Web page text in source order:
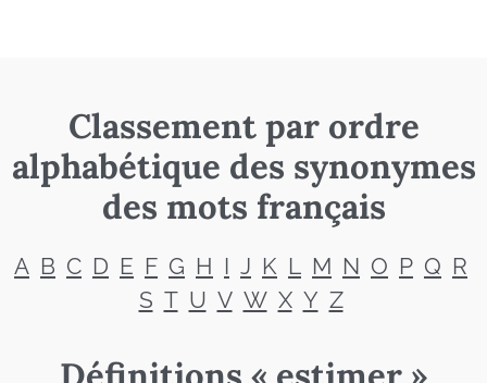
Classement par ordre
alphabétique des synonymes
des mots français
A B C D E F G H I J K L M N O P Q R
S T U V W X Y Z